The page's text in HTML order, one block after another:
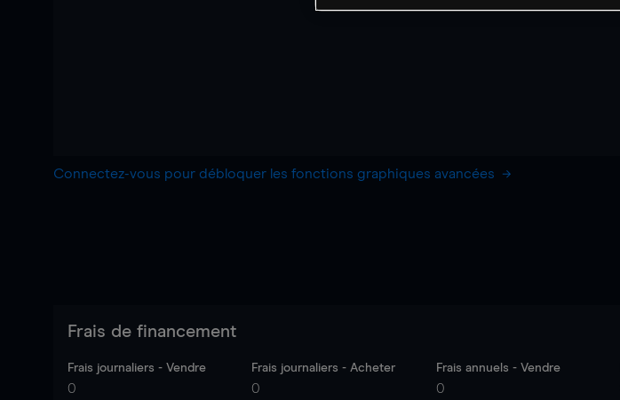
Connectez-vous pour débloquer les fonctions graphiques avancées
Frais de financement
Frais journaliers - Vendre
0
Frais journaliers - Acheter
0
Frais annuels - Vendre
0